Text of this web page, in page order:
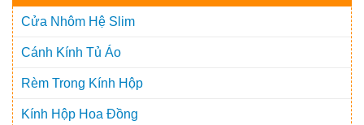
Cửa Nhôm Hệ Slim
Cánh Kính Tủ Áo
Rèm Trong Kính Hộp
Kính Hộp Hoa Đồng